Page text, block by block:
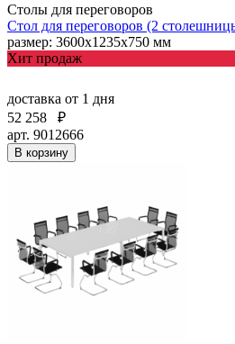
Столы для переговоров
Стол для переговоров (2
размер: 3600х1235х750 мм
Хит продаж
доставка от 1 дня
52 258
₽
арт. 9012666
В корзину